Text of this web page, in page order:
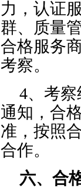
力，认证
群、质量
合格服务
考察。
4、考
通知，合
准，按照
合作。
六、合